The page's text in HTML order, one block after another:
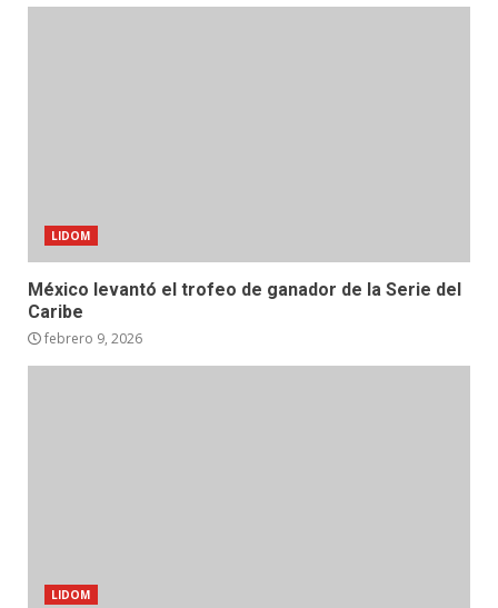
LIDOM
México levantó el trofeo de ganador de la Serie del
Caribe
febrero 9, 2026
LIDOM